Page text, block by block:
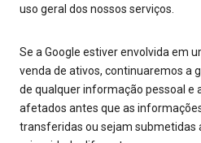
uso geral dos nossos serviços.
Se a Google estiver envolvida em
venda de ativos, continuaremos a
de qualquer informação pessoal e
afetados antes que as
transferidas ou sejam submetidas